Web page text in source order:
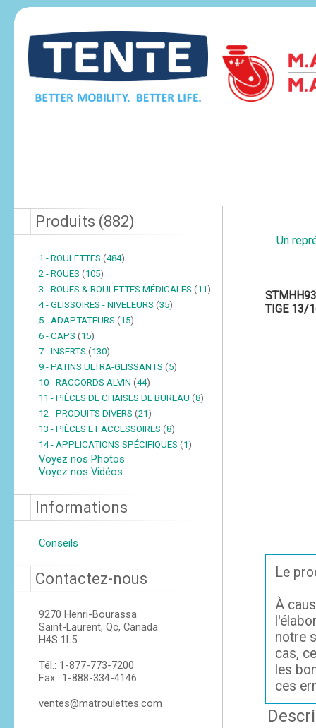
Produits (882)
1 - ROULETTES (484)
2 - ROUES (105)
3 - ROUES & ROULETTES MÉDICALES (11)
4 - GLISSOIRES - NIVELEURS (35)
5 - ADAPTATEURS (15)
6 - CAPS (15)
7 - INSERTS (130)
9 - PATINS ULTRA-GLISSANTS (5)
10 - RACCORDS ALVIN (44)
11 - PIÈCES DE CHAISES DE BUREAU (8)
12 - PRODUITS DIVERS (21)
13 - PIÈCES ET ACCESSOIRES (8)
14 - APPLICATIONS SPÉCIFIQUES (1)
Voyez nos Photos
Voyez nos Vidéos
Informations
Conseils
Contactez-nous
9270 Henri-Bourassa
Saint-Laurent, Qc, Canada
H4S 1L5
Tél.: 1-877-773-7200
Fax.: 1-888-334-4146
ventes@matroulettes.com
Un
TIGE 13/
Le
À
notre
cas,
les
ces